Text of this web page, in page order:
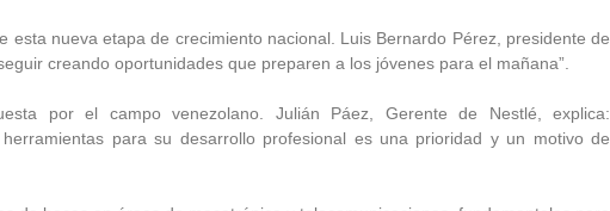
esta nueva etapa de crecimiento nacional. Luis Bernardo Pérez, presidente de
creando oportunidades que preparen a los jóvenes para el mañana”.
por el campo venezolano. Julián Páez, Gerente de Nestlé, explica:
para su desarrollo profesional es una prioridad y un motivo de